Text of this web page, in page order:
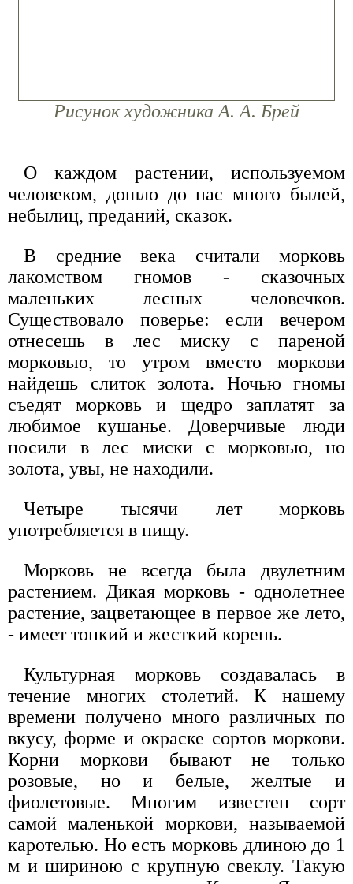
Рисунок художника А. А. Брей
О каждом растении, используемом
человеком, дошло до нас много былей,
небылиц, преданий, сказок.
В средние века считали морковь
лакомством гномов - сказочных
маленьких лесных человечков.
Существовало поверье: если вечером
отнесешь в лес миску с пареной
морковью, то утром вместо моркови
найдешь слиток золота. Ночью гномы
съедят морковь и щедро заплатят за
любимое кушанье. Доверчивые люди
носили в лес миски с морковью, но
золота, увы, не находили.
Четыре тысячи лет морковь
употребляется в пищу.
Морковь не всегда была двулетним
растением. Дикая морковь - однолетнее
растение, зацветающее в первое же лето,
- имеет тонкий и жесткий корень.
Культурная морковь создавалась в
течение многих столетий. К нашему
времени получено много различных по
вкусу, форме и окраске сортов моркови.
Корни моркови бывают не только
розовые, но и белые, желтые и
фиолетовые. Многим известен сорт
самой маленькой моркови, называемой
каротелью. Но есть морковь длиною до 1
м и шириною с крупную свеклу. Такую